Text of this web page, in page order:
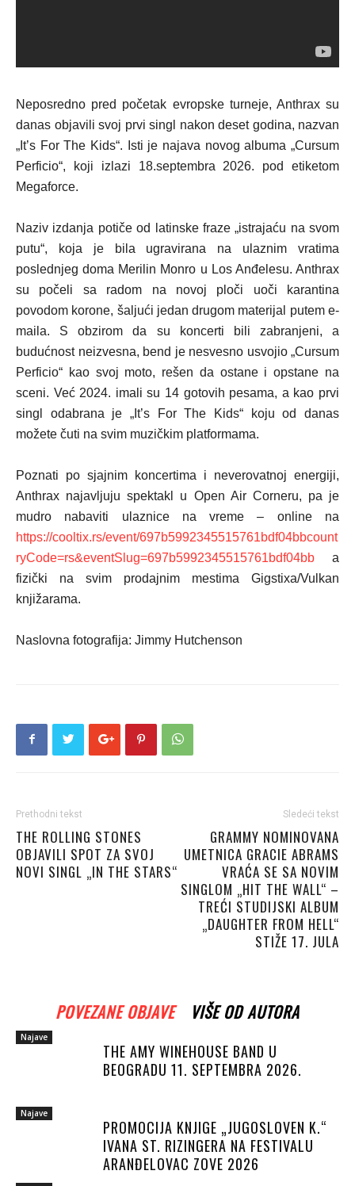
Neposredno pred početak evropske turneje, Anthrax su
danas objavili svoj prvi singl nakon deset godina, nazvan
„It’s For The Kids“. Isti je najava novog albuma „Cursum
Perficio“, koji izlazi 18.septembra 2026. pod etiketom
Megaforce.
Naziv izdanja potiče od latinske fraze „istrajaću na svom
putu“, koja je bila ugravirana na ulaznim vratima
poslednjeg doma Merilin Monro u Los Anđelesu. Anthrax
su počeli sa radom na novoj ploči uoči karantina
povodom korone, šaljući jedan drugom materijal putem e-
maila. S obzirom da su koncerti bili zabranjeni, a
budućnost neizvesna, bend je nesvesno usvojio „Cursum
Perficio“ kao svoj moto, rešen da ostane i opstane na
sceni. Već 2024. imali su 14 gotovih pesama, a kao prvi
singl odabrana je „It’s For The Kids“ koju od danas
možete čuti na svim muzičkim platformama.
Poznati po sjajnim koncertima i neverovatnoj energiji,
Anthrax najavljuju spektakl u Open Air Corneru, pa je
mudro nabaviti ulaznice na vreme – online na
https://cooltix.rs/event/697b5992345515761bdf04bbcount
ryCode=rs&eventSlug=697b5992345515761bdf04bb a
fizički na svim prodajnim mestima Gigstixa/Vulkan
knjižarama.
Naslovna fotografija: Jimmy Hutchenson
Prethodni tekst
THE ROLLING STONES
OBJAVILI SPOT ZA SVOJ
NOVI SINGL „IN THE STARS“
Sledeći tekst
GRAMMY NOMINOVANA
UMETNICA GRACIE ABRAMS
VRAĆA SE SA NOVIM
SINGLOM „HIT THE WALL“ –
TREĆI STUDIJSKI ALBUM
„DAUGHTER FROM HELL“
STIŽE 17. JULA
POVEZANE OBJAVE VIŠE OD AUTORA
Najave
THE AMY WINEHOUSE BAND U
BEOGRADU 11. SEPTEMBRA 2026.
Najave
PROMOCIJA KNJIGE „JUGOSLOVEN K.“
IVANA ST. RIZINGERA NA FESTIVALU
ARANĐELOVAC ZOVE 2026